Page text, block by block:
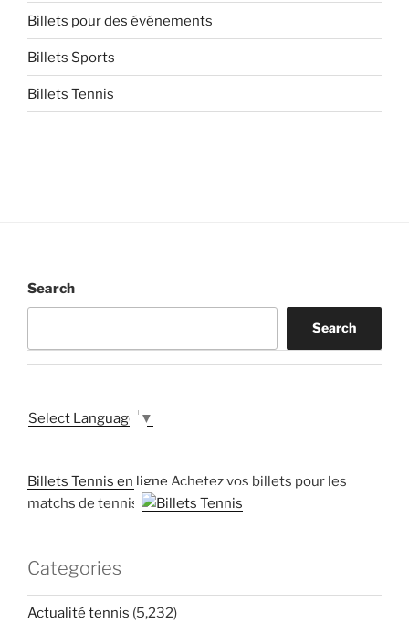
Billets pour des événements
Billets Sports
Billets Tennis
Search
Search
Select Language ▼
Billets Tennis en ligne Achetez vos billets pour les
matchs de tennis
Categories
Actualité tennis (5,232)